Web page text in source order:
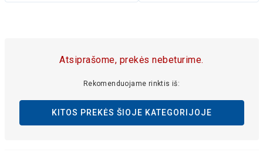
Atsiprašome, prekės nebeturime.
Rekomenduojame rinktis iš:
KITOS PREKĖS ŠIOJE KATEGORIJOJE